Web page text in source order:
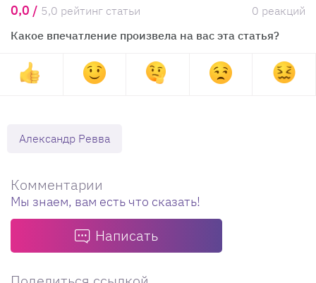
0,0 / 5,0 рейтинг статьи
0 реакций
Какое впечатление произвела на вас эта статья?
Александр Ревва
Комментарии
Мы знаем, вам есть что сказать!
Написать